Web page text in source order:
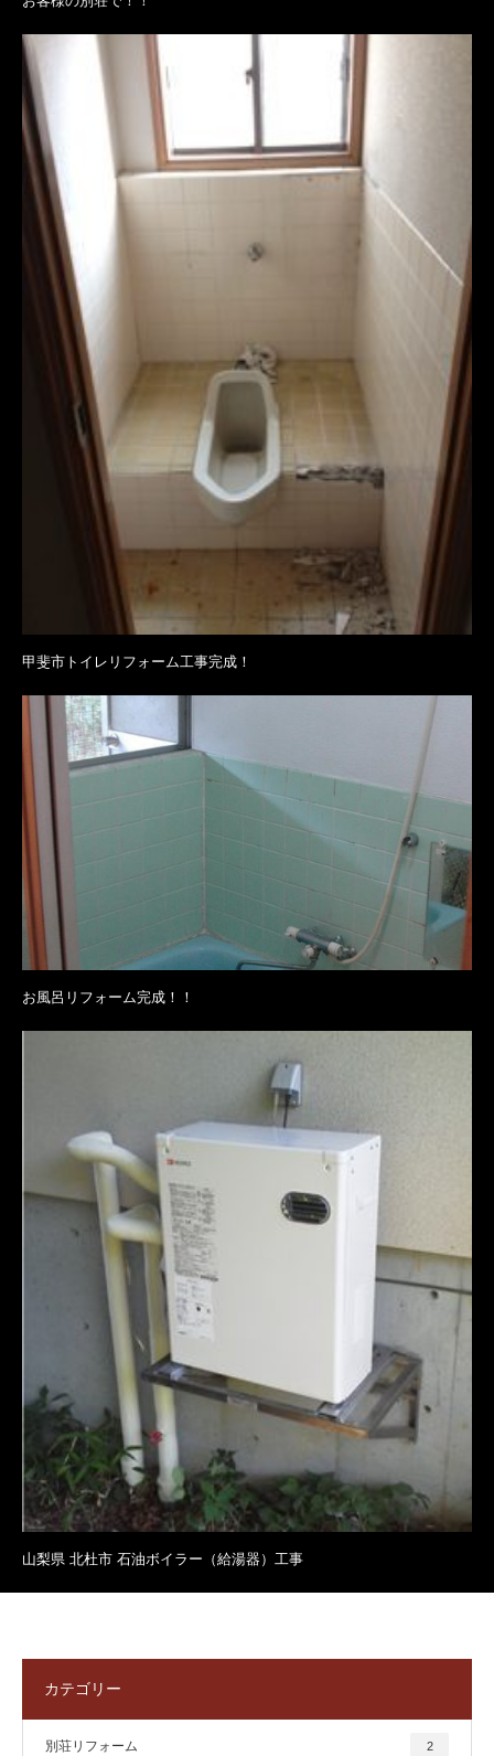
甲斐市トイレリフォーム工事完成！
お風呂リフォーム完成！！
山梨県 北杜市 石油ボイラー（給湯器）工事
カテゴリー
別荘リフォーム 2